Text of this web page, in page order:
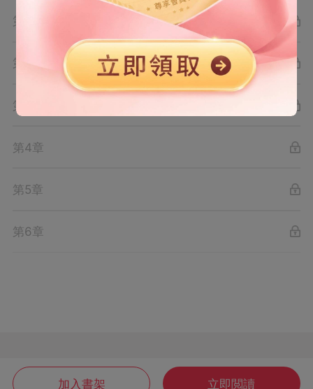
加入書架 立即閲讀
第1章
第2章
第3章
第4章
第5章
第6章